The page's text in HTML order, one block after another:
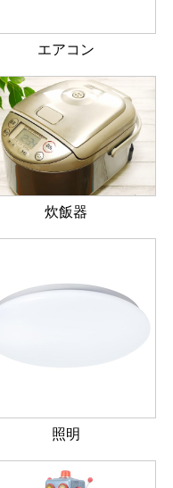
エアコン
炊飯器
照明